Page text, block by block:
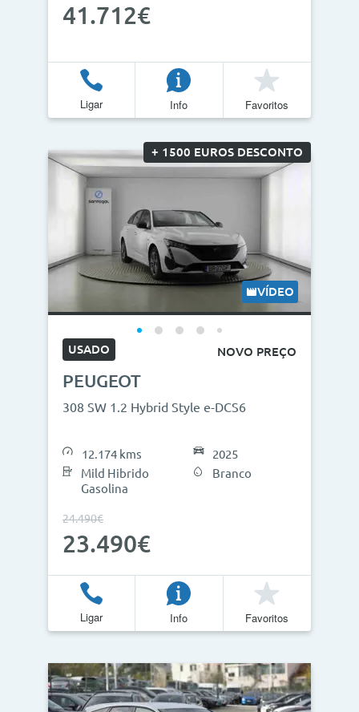
41.712€
Ligar Info Favoritos
+ 1500 EUROS DESCONTO
VÍDEO
USADO NOVO PREÇO
PEUGEOT
308 SW 1.2 Hybrid Style e-DCS6
12.174 kms
Mild Hibrido
Gasolina
2025
Branco
24.490€
23.490€
Ligar Info Favoritos